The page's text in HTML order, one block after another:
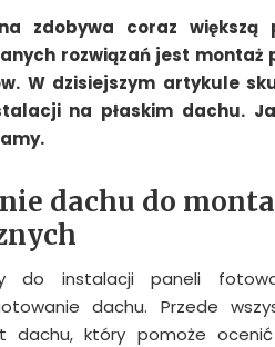
zdobywa coraz
rozwiązań jest
W dzisiejszym artykule
na płaskim dachu.
dachu do
do instalacji paneli
dachu. Przede
dachu, który pomoże